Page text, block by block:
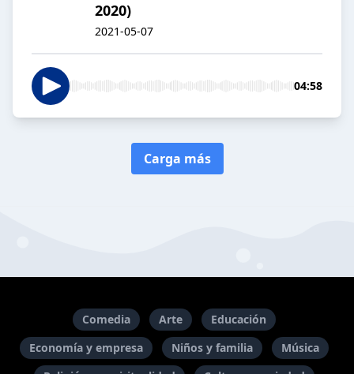
2020)
2021-05-07
04:58
Carga más
Comedia Arte
Educación
Economía y empresa
Niños y familia
Música